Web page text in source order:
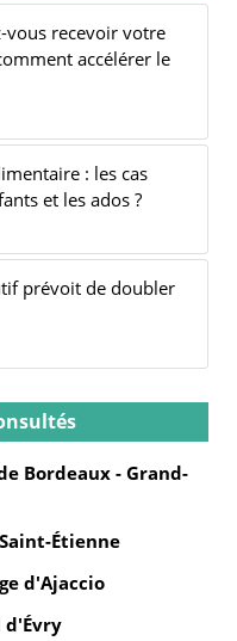
vous recevoir votre
accélérer le
: les cas
et les ados ?
prévoit de doubler
Bordeaux - Grand-
Étienne
d'Ajaccio
d'Évry